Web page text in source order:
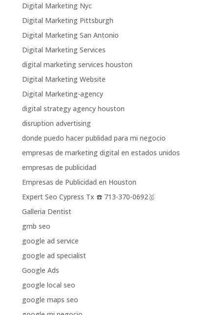
Digital Marketing Nyc
Digital Marketing Pittsburgh
Digital Marketing San Antonio
Digital Marketing Services
digital marketing services houston
Digital Marketing Website
Digital Marketing-agency
digital strategy agency houston
disruption advertising
donde puedo hacer publidad para mi negocio
empresas de marketing digital en estados unidos
empresas de publicidad
Empresas de Publicidad en Houston
Expert Seo Cypress Tx ☎️ 713-370-0692🥇
Galleria Dentist
gmb seo
google ad service
google ad specialist
Google Ads
google local seo
google maps seo